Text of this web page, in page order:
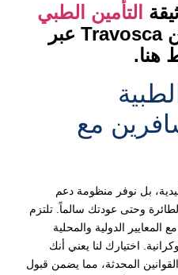
التأمين الطبي
لرحلتك من Travosca عبر
هنا.
مع
بل نوفر منظومة دعم
وحتى عودتك سالماً. تلتزم
المعايير الدولية والمحلية
اختيارك لنا يعني أنك
المحدثة، مما يضمن قبول